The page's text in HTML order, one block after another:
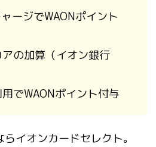
ージでWAONポイント
の加算（イオン銀行
でWAONポイント付与
イオンカードセレクト。